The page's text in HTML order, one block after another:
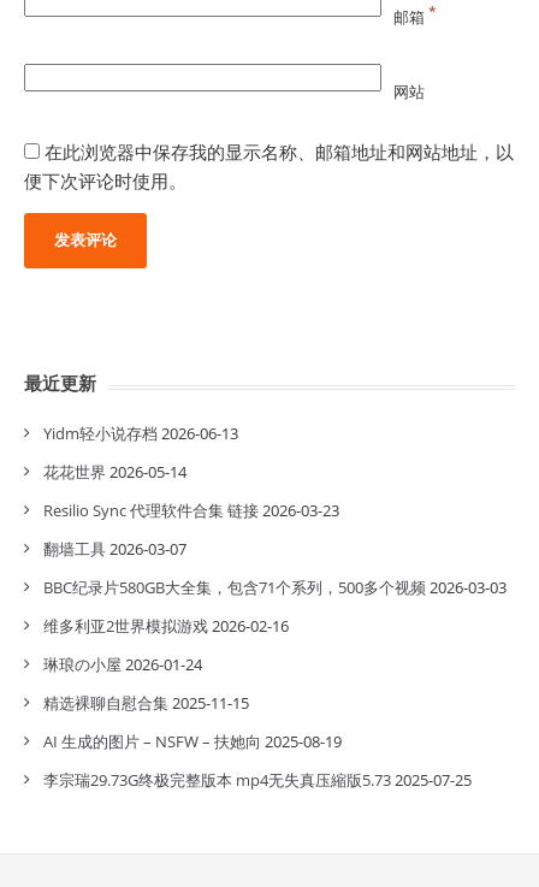
邮箱*
网站
在此浏览器中保存我的显示名称、邮箱地址和网站地址，以
便下次评论时使用。
最近更新
Yidm轻小说存档 2026-06-13
花花世界 2026-05-14
Resilio Sync 代理软件合集 链接2026-03-23
翻墙工具2026-03-07
BBC纪录片580GB大全集，包含71个系列，500多个视频2026-03-03
维多利亚2世界模拟游戏2026-02-16
琳琅の小屋 2026-01-24
精选裸聊自慰合集2025-11-15
AI 生成的图片 – NSFW – 扶她向 2025-08-19
李宗瑞29.73G终极完整版本 mp4无失真压縮版5.732025-07-25